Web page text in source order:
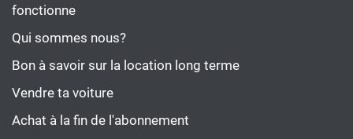
fonctionne
Qui sommes nous?
Bon à savoir sur la location long terme
Vendre ta voiture
Achat à la fin de l'abonnement